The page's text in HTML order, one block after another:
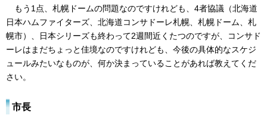
もう1点、札幌ドームの問題なのですけれども、4者協議（北海道
日本ハムファイターズ、北海道コンサドーレ札幌、札幌ドーム、札
幌市）、日本シリーズも終わって2週間近くたつのですが、コンサド
ーレはまだちょっと佳境なのですけれども、今後の具体的なスケジ
ュールみたいなものが、何か決まっていることがあれば教えてくだ
さい。
市長